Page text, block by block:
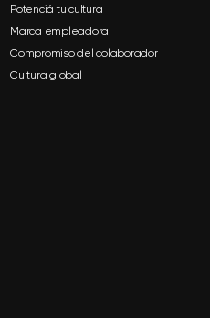
Potenciá tu cultura
Marca empleadora
Compromiso del colaborador
Cultura global